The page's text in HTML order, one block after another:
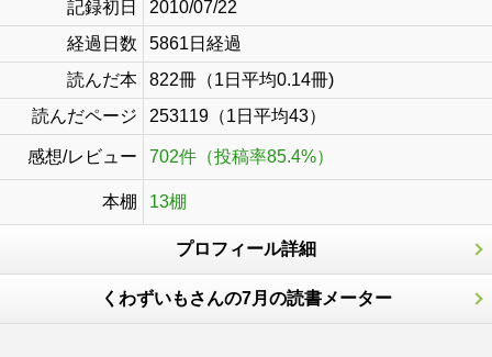
記録初日
2010/07/22
経過日数
5861日経過
読んだ本
822冊（1日平均0.14冊)
読んだページ
253119（1日平均43）
感想/レビュー 702件（投稿率85.4%）
本棚 13棚
プロフィール詳細
くわずいもさんの7月の読書メーター